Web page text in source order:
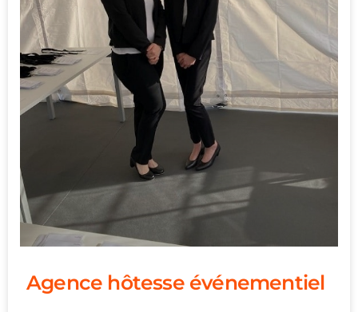
Agence hôtesse événementiel